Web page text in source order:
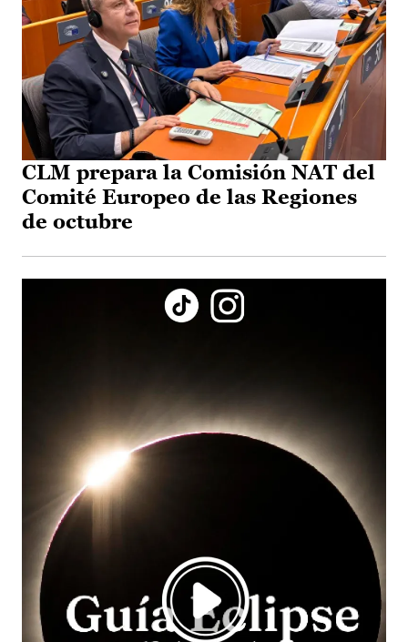
CLM prepara la Comisión NAT del
Comité Europeo de las Regiones
de octubre